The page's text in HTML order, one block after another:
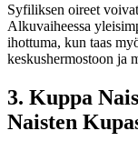
Syfiliksen oireet
Alkuvaiheessa
ihottuma, kun taas
keskushermostoon ja
3. Kuppa
Naisten